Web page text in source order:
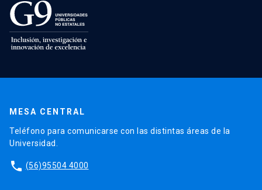
MESA CENTRAL
Teléfono para comunicarse con las distintas áreas de la
Universidad.
phone (56)95504 4000